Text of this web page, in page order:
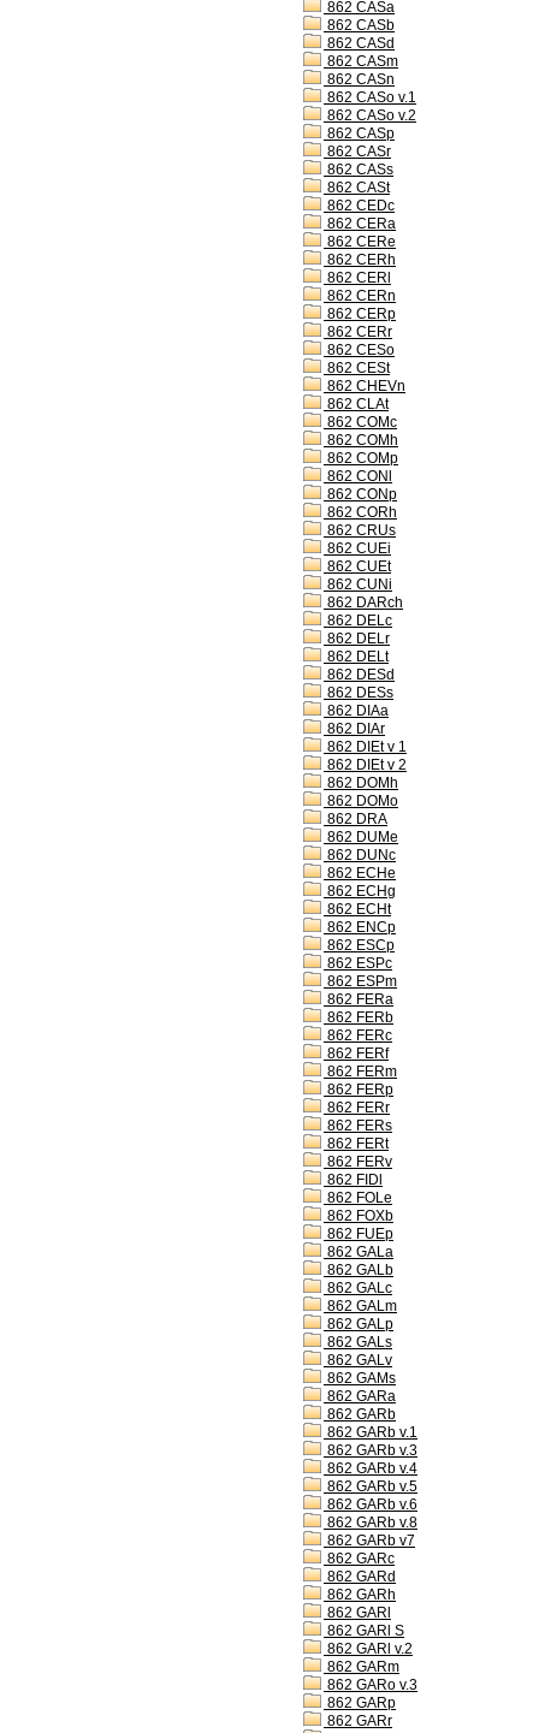
862 CASa
862 CASb
862 CASd
862 CASm
862 CASn
862 CASo v.1
862 CASo v.2
862 CASp
862 CASr
862 CASs
862 CASt
862 CEDc
862 CERa
862 CERe
862 CERh
862 CERl
862 CERn
862 CERp
862 CERr
862 CESo
862 CESt
862 CHEVn
862 CLAt
862 COMc
862 COMh
862 COMp
862 CONl
862 CONp
862 CORh
862 CRUs
862 CUEi
862 CUEt
862 CUNi
862 DARch
862 DELc
862 DELr
862 DELt
862 DESd
862 DESs
862 DIAa
862 DIAr
862 DIEt v 1
862 DIEt v 2
862 DOMh
862 DOMo
862 DRA
862 DUMe
862 DUNc
862 ECHe
862 ECHg
862 ECHt
862 ENCp
862 ESCp
862 ESPc
862 ESPm
862 FERa
862 FERb
862 FERc
862 FERf
862 FERm
862 FERp
862 FERr
862 FERs
862 FERt
862 FERv
862 FIDl
862 FOLe
862 FOXb
862 FUEp
862 GALa
862 GALb
862 GALc
862 GALm
862 GALp
862 GALs
862 GALv
862 GAMs
862 GARa
862 GARb
862 GARb v.1
862 GARb v.3
862 GARb v.4
862 GARb v.5
862 GARb v.6
862 GARb v.8
862 GARb v7
862 GARc
862 GARd
862 GARh
862 GARl
862 GARl S
862 GARl v.2
862 GARm
862 GARo v.3
862 GARp
862 GARr